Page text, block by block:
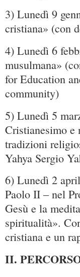
3) Lunedì 9
cristiana» (con
4) Lunedì 6
musulmana»
for Education
community)
5) Lunedì 5
Cristianesimo
tradizioni
Yahya Sergio
6) Lunedì 2
Paolo II – nel
Gesù e la
spiritualità».
cristiana e un
II.